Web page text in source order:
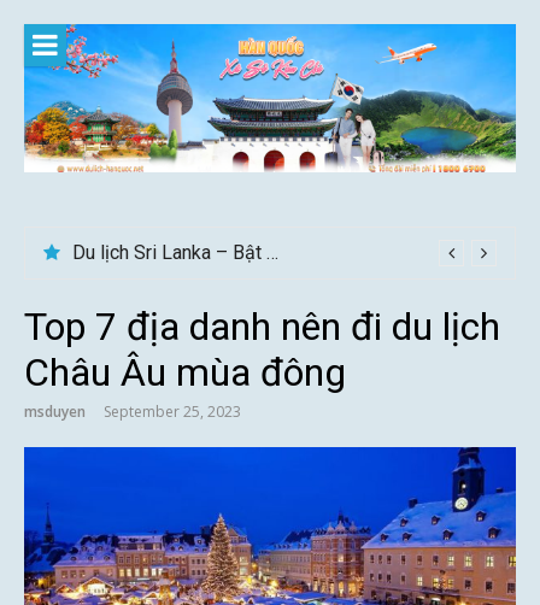
content
Gợi ý – Tháng 7 Hàn Quốc nên đi đâu, mặc gì đẹp?
Top 7 địa danh nên đi du lịch
Châu Âu mùa đông
msduyen September 25, 2023